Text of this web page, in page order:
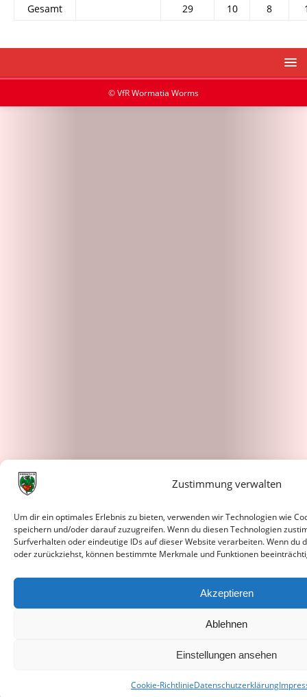
Zustimmung verwalten
Um dir ein optimales Erlebnis zu bieten, verwenden wir Technologien wie
speichern und/oder darauf zuzugreifen. Wenn du diesen Technologien
Surfverhalten oder eindeutige IDs auf dieser Website verarbeiten. Wenn du
oder zurückziehst, können bestimmte Merkmale und Funktionen
Akzeptieren
Ablehnen
Einstellungen ansehen
Cookie-RichtlinieDatenschutzerklärung
Gesamt 29 10 8
© VfR Wormatia Worms